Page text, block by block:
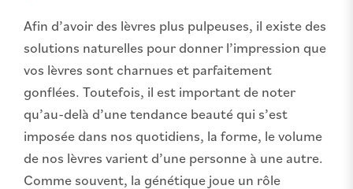
Afin d’avoir des lèvres plus pulpeuses, il existe des
solutions naturelles pour donner l’impression que
vos lèvres sont charnues et parfaitement
gonflées. Toutefois, il est important de noter
qu’au-delà d’une tendance beauté qui s’est
imposée dans nos quotidiens, la forme, le volume
de nos lèvres varient d’une personne à une autre.
Comme souvent, la génétique joue un rôle